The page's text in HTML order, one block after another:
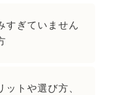
すぎていません
トや選び方、